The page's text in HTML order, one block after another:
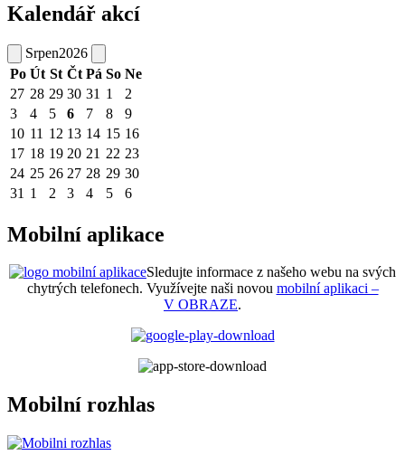
Kalendář akcí
Srpen2026
Po Út St Čt Pá So Ne
27 28 29 30 31 1
2
3
4 5 6 7 8
9
10 11 12 13 14 15 16
17 18 19 20 21 22 23
24 25 26 27 28 29 30
31 1 2 3 4 5 6
Mobilní aplikace
Sledujte informace z našeho webu na svých
chytrých telefonech. Využívejte naši novou mobilní aplikaci –
V OBRAZE.
Mobilní rozhlas